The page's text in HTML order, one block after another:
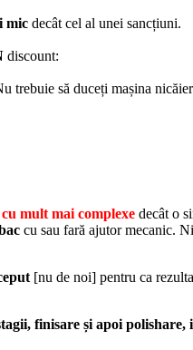
mic decât cel al unei sancțiuni.
discount:
trebuie să duceți mașina
mult mai complexe decât o
cu sau fară ajutor mecanic.
[nu de noi] pentru ca
finisare și apoi